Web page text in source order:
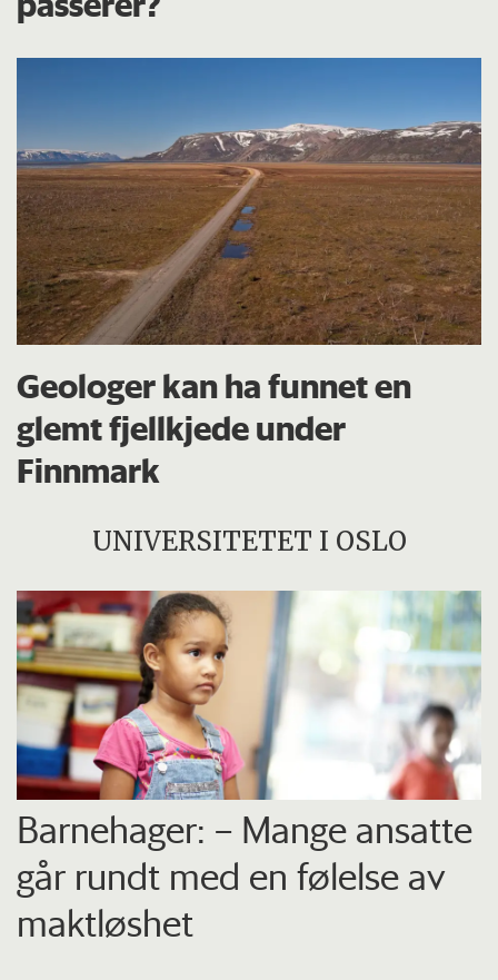
Geologer kan ha funnet en
glemt fjellkjede under
Finnmark
UNIVERSITETET I OSLO
Barnehager: – Mange ansatte
går rundt med en følelse av
maktløshet